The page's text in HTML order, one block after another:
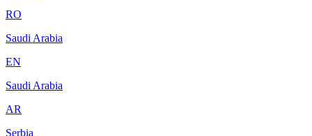
RO
Saudi Arabia
EN
Saudi Arabia
AR
Serbia